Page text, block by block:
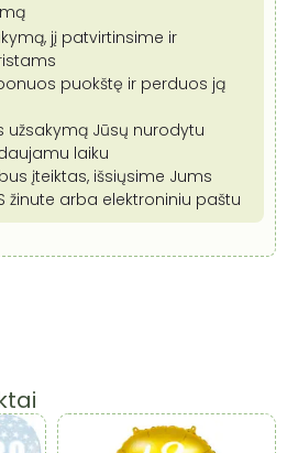
jį patvirtinsime ir
puokštę ir perduos ją
užsakymą Jūsų nurodytu
laiku
įteiktas, išsiųsime Jums
žinute arba elektroniniu paštu